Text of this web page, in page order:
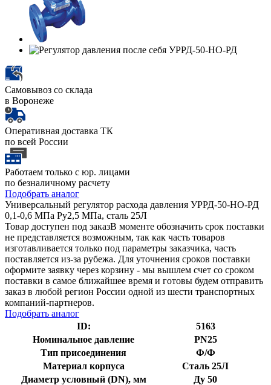
Самовывоз со склада
в Воронеже
Оперативная доставка ТК
по всей России
Работаем только с юр. лицами
по безналичному расчету
Подобрать аналог
Универсальный регулятор расхода давления УРРД-50-НО-РД
0,1-0,6 МПа Ру2,5 МПа, сталь 25Л
Товар доступен под заказВ моменте обозначить срок поставки
не представляется возможным, так как часть товаров
изготавливается только под параметры заказчика, часть
поставляется из-за рубежа. Для уточнения сроков поставки
оформите заявку через корзину - мы вышлем счет со сроком
поставки в самое ближайшее время и готовы будем отправить
заказ в любой регион России одной из шести транспортных
компаний-партнеров.
Подобрать аналог
ID:
5163
Номинальное давление
PN25
Тип присоединения
Ф/Ф
Материал корпуса
Сталь 25Л
Диаметр условный (DN), мм
Ду 50